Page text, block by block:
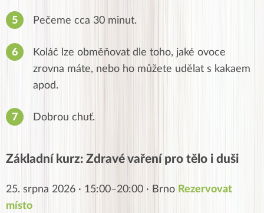
Pečeme cca 30 minut.
Koláč lze obměňovat dle toho, jaké ovoce
zrovna máte, nebo ho můžete udělat s kakaem
apod.
Dobrou chuť.
Základní kurz: Zdravé vaření pro tělo i duši
25. srpna 2026 · 15:00–20:00 · Brno Rezervovat
místo